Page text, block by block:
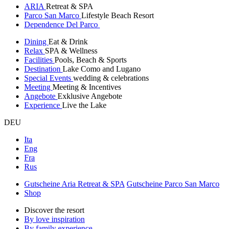
ARIA Retreat & SPA
Parco San Marco Lifestyle Beach Resort
Dependence Del Parco
Dining Eat & Drink
Relax SPA & Wellness
Facilities Pools, Beach & Sports
Destination Lake Como and Lugano
Special Events wedding & celebrations
Meeting Meeting & Incentives
Angebote Exklusive Angebote
Experience Live the Lake
DEU
Ita
Eng
Fra
Rus
Gutscheine Aria Retreat & SPA Gutscheine Parco San Marco
Shop
Discover the resort
By love inspiration